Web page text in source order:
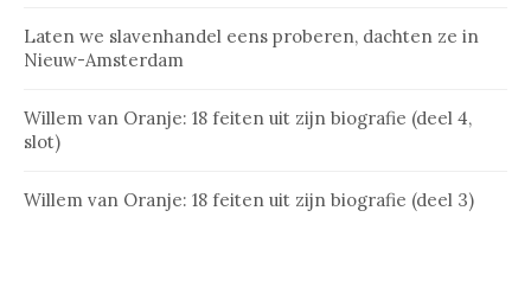
Laten we slavenhandel eens proberen, dachten ze in
Nieuw-Amsterdam
Willem van Oranje: 18 feiten uit zijn biografie (deel 4,
slot)
Willem van Oranje: 18 feiten uit zijn biografie (deel 3)